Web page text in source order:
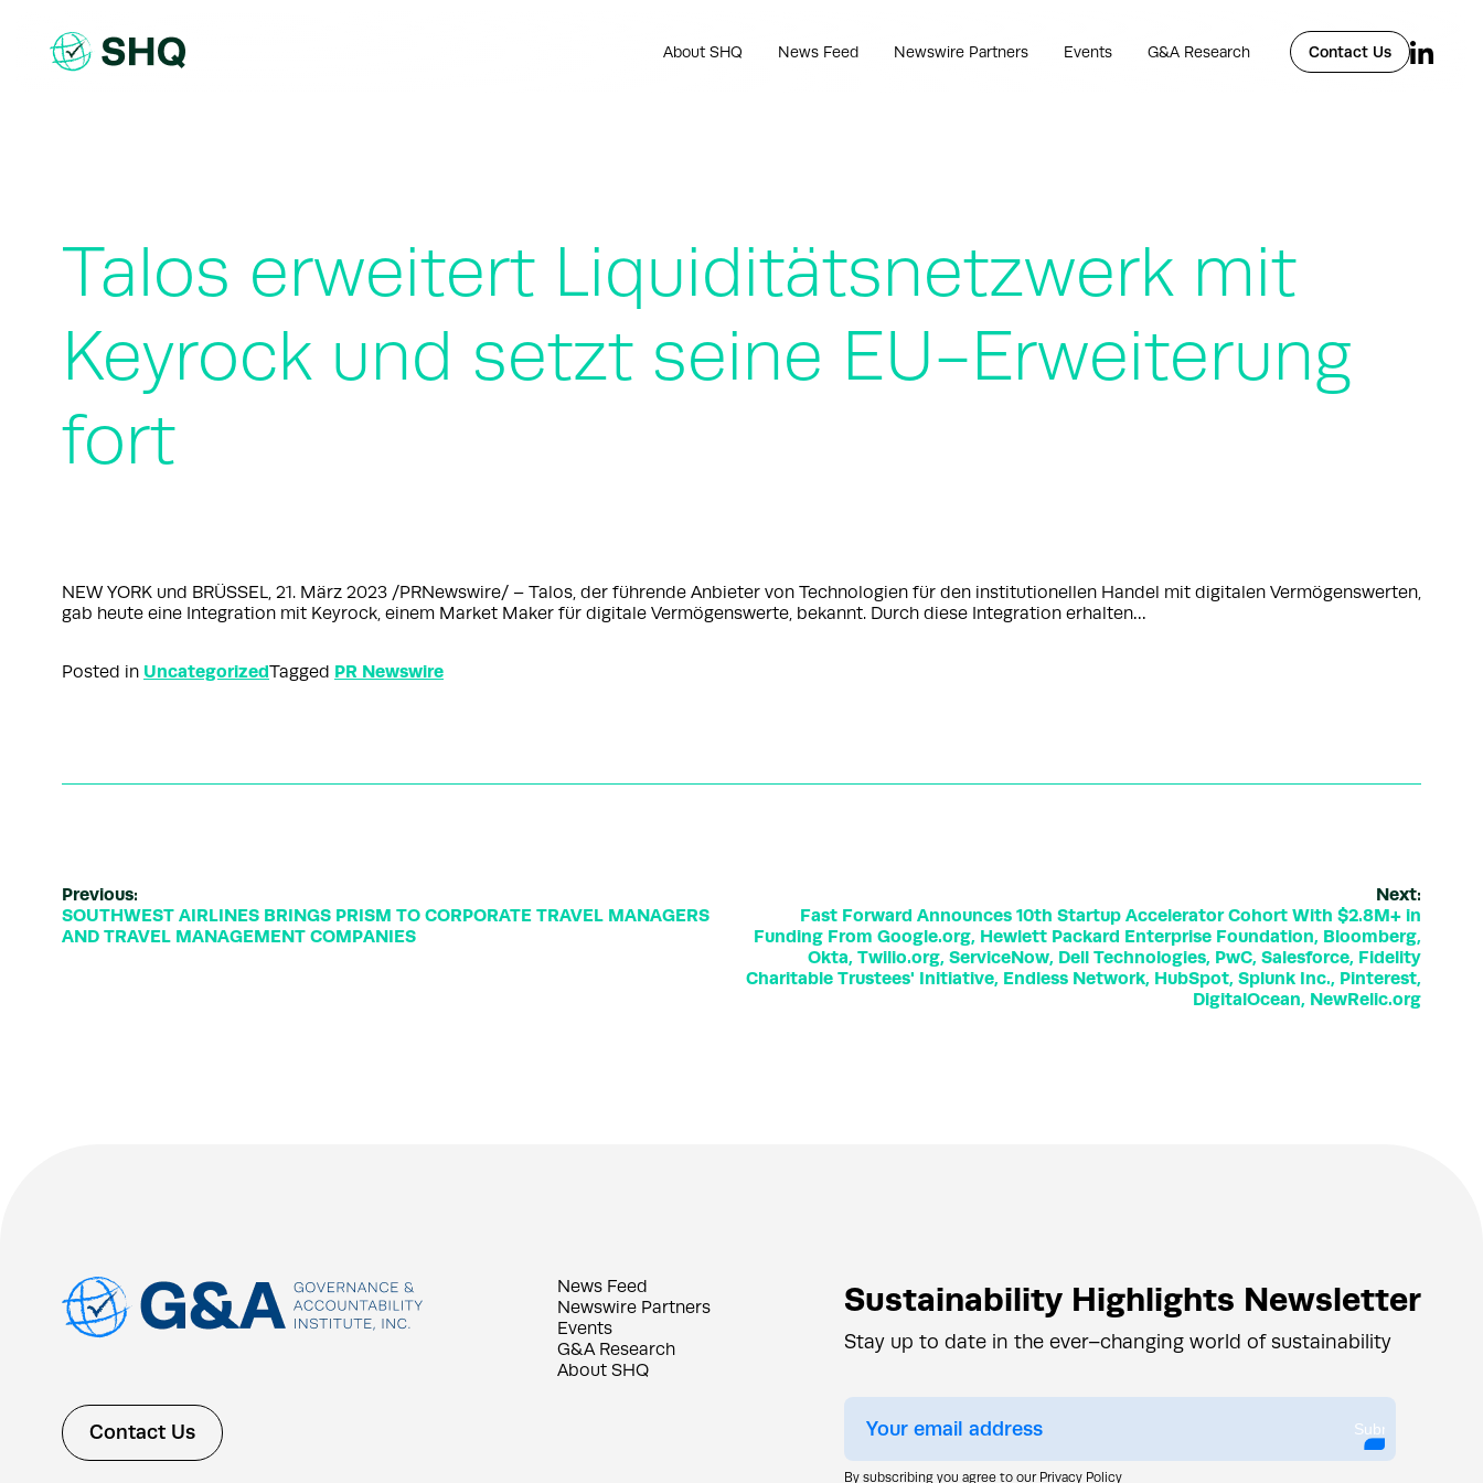
content
About SHQ News Feed Newswire Partners Events G&A Research Contact Us
Talos erweitert Liquiditätsnetzwerk mit
Keyrock und setzt seine EU-Erweiterung
fort
NEW YORK und BRÜSSEL, 21. März 2023 /PRNewswire/ – Talos, der führende Anbieter von Technologien für den institutionellen Handel mit digitalen Vermögenswerten,
gab heute eine Integration mit Keyrock, einem Market Maker für digitale Vermögenswerte, bekannt. Durch diese Integration erhalten…
Posted in UncategorizedTagged PR Newswire
Previous:
SOUTHWEST AIRLINES BRINGS PRISM TO CORPORATE TRAVEL MANAGERS
AND TRAVEL MANAGEMENT COMPANIES
Next:
Fast Forward Announces 10th Startup Accelerator Cohort With $2.8M+ in
Funding From Google.org, Hewlett Packard Enterprise Foundation, Bloomberg,
Okta, Twilio.org, ServiceNow, Dell Technologies, PwC, Salesforce, Fidelity
Charitable Trustees' Initiative, Endless Network, HubSpot, Splunk Inc., Pinterest,
DigitalOcean, NewRelic.org
Contact Us
News Feed
Newswire Partners
Events
G&A Research
About SHQ
Sustainability Highlights Newsletter
Stay up to date in the ever–changing world of sustainability
Submit
By subscribing you agree to our Privacy Policy